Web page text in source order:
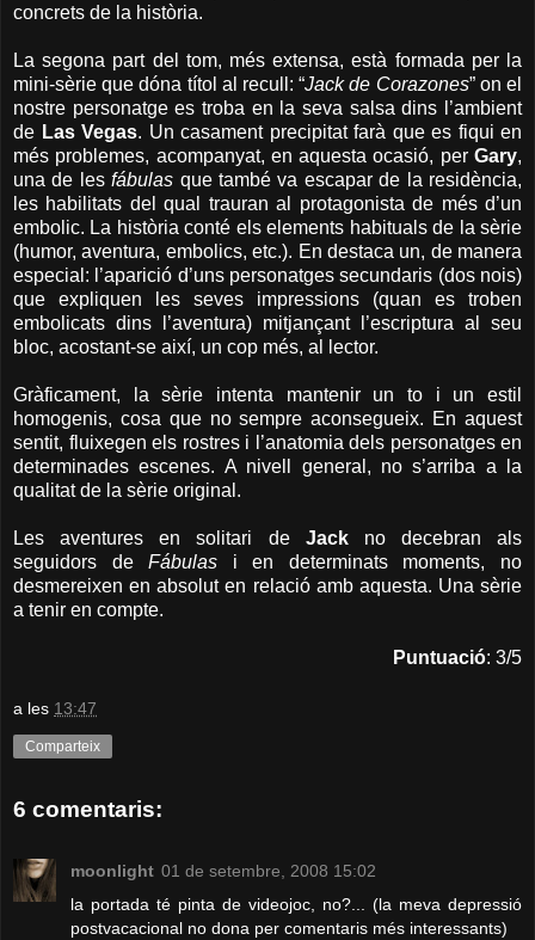
concrets de la història.
La segona part del tom, més extensa, està formada per la
mini-sèrie que dóna títol al recull: “Jack de Corazones” on el
nostre personatge es troba en la seva salsa dins l’ambient
de Las Vegas. Un casament precipitat farà que es fiqui en
més problemes, acompanyat, en aquesta ocasió, per Gary,
una de lesfábulas que també va escapar de la residència,
les habilitats del qual trauran al protagonista de més d’un
embolic. La història conté els elements habituals de la sèrie
(humor, aventura, embolics, etc.). En destaca un, de manera
especial: l’aparició d’uns personatges secundaris (dos nois)
que expliquen les seves impressions (quan es troben
embolicats dins l’aventura) mitjançant l’escriptura al seu
bloc, acostant-se així, un cop més, al lector.
Gràficament, la sèrie intenta mantenir un to i un estil
homogenis, cosa que no sempre aconsegueix. En aquest
sentit, fluixegen els rostres i l’anatomia dels personatges en
determinades escenes. A nivell general, no s’arriba a la
qualitat de la sèrie original.
Les aventures en solitari de Jack no decebran als
seguidors deFábulas i en determinats moments, no
desmereixen en absolut en relació amb aquesta. Una sèrie
a tenir en compte.
Puntuació: 3/5
a les 13:47
Comparteix
6 comentaris:
moonlight 01 de setembre, 2008 15:02
la portada té pinta de videojoc, no?... (la meva depressió
postvacacional no dona per comentaris més interessants)